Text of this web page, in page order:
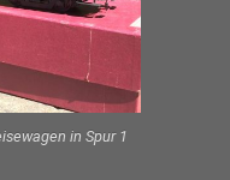
in Spur 1